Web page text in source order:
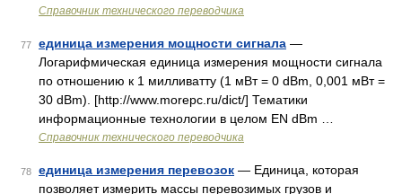
Справочник технического переводчика
77 единица измерения мощности сигнала —
Логарифмическая единица измерения мощности сигнала
по отношению к 1 милливатту (1 мВт = 0 dBm, 0,001 мВт =
30 dBm). [http://www.morepc.ru/dict/] Тематики
информационные технологии в целом EN dBm …
Справочник технического переводчика
78 единица измерения перевозок — Единица, которая
позволяет измерить массы перевозимых грузов и